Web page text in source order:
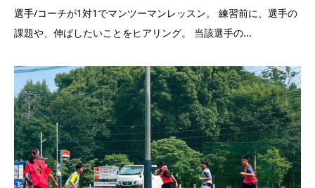
選手/コーチが1対1でマンツーマンレッスン。 練習前に、選手の
課題や、伸ばしたいことをヒアリング。 当該選手の...